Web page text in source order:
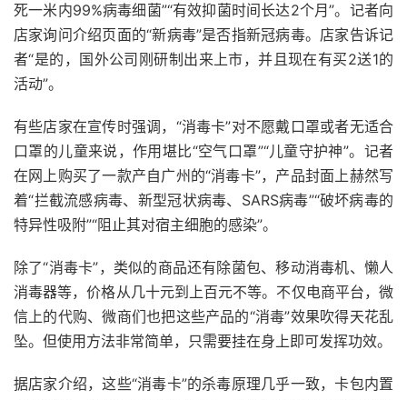
死一米内99%病毒细菌”“有效抑菌时间长达2个月”。记者向
店家询问介绍页面的“新病毒”是否指新冠病毒。店家告诉记
者“是的，国外公司刚研制出来上市，并且现在有买2送1的
活动”。
有些店家在宣传时强调，“消毒卡”对不愿戴口罩或者无适合
口罩的儿童来说，作用堪比“空气口罩”“儿童守护神”。记者
在网上购买了一款产自广州的“消毒卡”，产品封面上赫然写
着“拦截流感病毒、新型冠状病毒、SARS病毒”“破坏病毒的
特异性吸附”“阻止其对宿主细胞的感染”。
除了“消毒卡”，类似的商品还有除菌包、移动消毒机、懒人
消毒器等，价格从几十元到上百元不等。不仅电商平台，微
信上的代购、微商们也把这些产品的“消毒”效果吹得天花乱
坠。但使用方法非常简单，只需要挂在身上即可发挥功效。
据店家介绍，这些“消毒卡”的杀毒原理几乎一致，卡包内置